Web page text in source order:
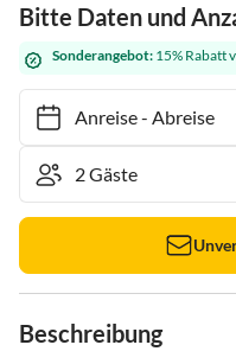
Bitte Daten und
Sonderangebot: 15% Rabatt
Anreise- Abreise
Beschreibung